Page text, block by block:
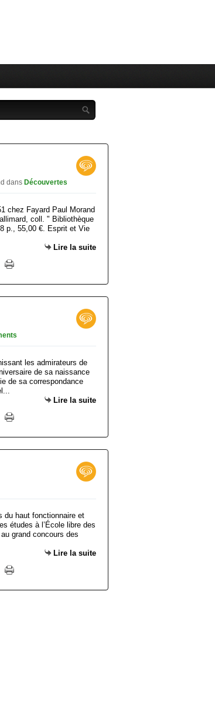
dans Découvertes
chez Fayard Paul Morand
coll. " Bibliothèque
p., 55,00 €. Esprit et Vie
Lire la suite
les admirateurs de
de sa naissance
de sa correspondance
Lire la suite
du haut fonctionnaire et
études à l’École libre des
grand concours des
Lire la suite